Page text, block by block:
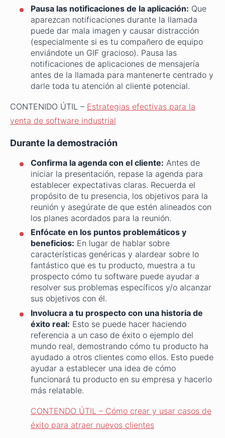
Pausa las notificaciones de la aplicación: Que
aparezcan notificaciones durante la llamada
puede dar mala imagen y causar distracción
(especialmente si es tu compañero de equipo
enviándote un GIF gracioso). Pausa las
notificaciones de aplicaciones de mensajería
antes de la llamada para mantenerte centrado y
darle toda tu atención al cliente potencial.
CONTENIDO ÚTIL – Estrategias efectivas para la
venta de software industrial
Durante la demostración
Confirma la agenda con el cliente: Antes de
iniciar la presentación, repase la agenda para
establecer expectativas claras. Recuerda el
propósito de tu presencia, los objetivos para la
reunión y asegúrate de que estén alineados con
los planes acordados para la reunión.
Enfócate en los puntos problemáticos y
beneficios: En lugar de hablar sobre
características genéricas y alardear sobre lo
fantástico que es tu producto, muestra a tu
prospecto cómo tu software puede ayudar a
resolver sus problemas específicos y/o alcanzar
sus objetivos con él.
Involucra a tu prospecto con una historia de
éxito real: Esto se puede hacer haciendo
referencia a un caso de éxito o ejemplo del
mundo real, demostrando cómo tu producto ha
ayudado a otros clientes como ellos. Esto puede
ayudar a establecer una idea de cómo
funcionará tu producto en su empresa y hacerlo
más relatable.
CONTENDO ÚTIL – Cómo crear y usar casos de
éxito para atraer nuevos clientes